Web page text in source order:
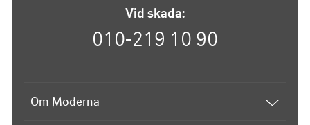
Vid skada:
010-219 10 90
Om Moderna